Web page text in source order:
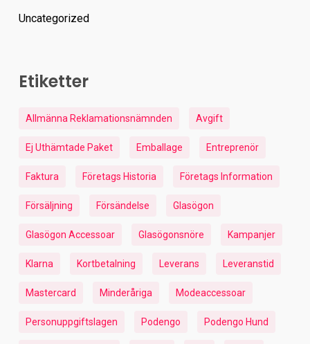
Uncategorized
Etiketter
Allmänna Reklamationsnämnden Avgift
Ej Uthämtade Paket Emballage Entreprenör
Faktura Företags Historia Företags Information
Försäljning Försändelse Glasögon
Glasögon Accessoar Glasögonsnöre Kampanjer
Klarna Kortbetalning Leverans Leveranstid
Mastercard Minderåriga Modeaccessoar
Personuppgiftslagen Podengo Podengo Hund